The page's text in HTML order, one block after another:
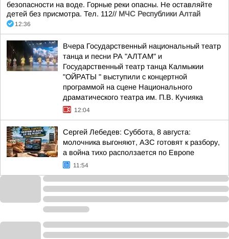
безопасности на воде. Горные реки опасны. Не оставляйте
детей без присмотра. Тел. 112// МЧС Республики Алтай
12:36
Вчера Государственный национальный театр
танца и песни РА "АЛТАМ" и
Государственный театр танца Калмыкии
"ОЙРАТЫ " выступили с концертной
программой на сцене Национального
драматического театра им. П.В. Кучияка
12:04
Сергей Лебедев: Суббота, 8 августа:
молочника выгоняют, АЗС готовят к разбору,
а война тихо расползается по Европе
11:54